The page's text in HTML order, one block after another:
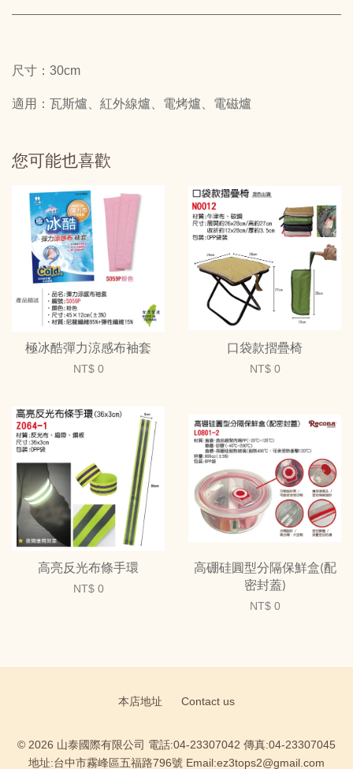
尺寸：30cm
適用：瓦斯爐、紅外線爐、電烤爐、電磁爐
您可能也喜歡
極冰酷彈力涼感布袖套
NT$ 0
口袋款摺疊椅
NT$ 0
高亮反光布條手環
NT$ 0
高硼硅圓型分隔保鮮盒(配
密封蓋)
NT$ 0
本店地址 Contact us
© 2026 山泰國際有限公司 電話:04-23307042 傳真:04-23307045
地址:台中市霧峰區五福路796號 Email:ez3tops2@gmail.com